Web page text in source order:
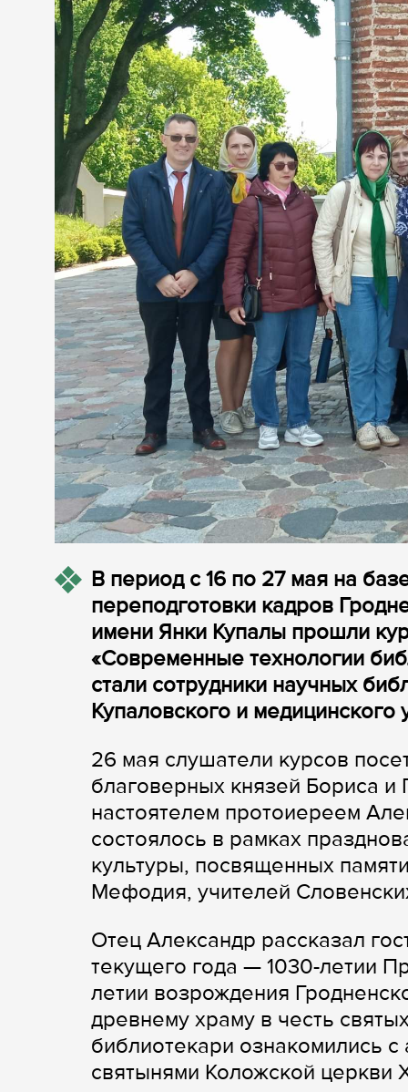
В период с 16 по 27 мая на
переподготовки кадров
имени Янки Купалы прошли
«Современные технологии
стали сотрудники научных
Купаловского и медицинского
26 мая слушатели курсов
благоверных князей Бориса
настоятелем протоиереем
состоялось в рамках
культуры, посвященных
Мефодия, учителей
Отец Александр рассказал
текущего года — 1030-летии
летии возрождения
древнему храму в честь
библиотекари ознакомились
святынями Коложской церкви